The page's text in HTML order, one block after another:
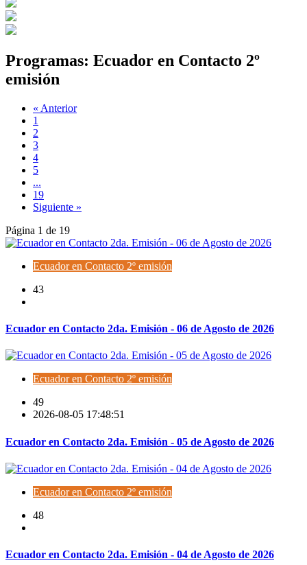
Programas: Ecuador en Contacto 2º
emisión
« Anterior
1
2
3
4
5
...
19
Siguiente »
Página 1 de 19
Ecuador en Contacto 2º emisión
43
Ecuador en Contacto 2da. Emisión - 06 de Agosto de 2026
Ecuador en Contacto 2º emisión
49
2026-08-05 17:48:51
Ecuador en Contacto 2da. Emisión - 05 de Agosto de 2026
Ecuador en Contacto 2º emisión
48
Ecuador en Contacto 2da. Emisión - 04 de Agosto de 2026